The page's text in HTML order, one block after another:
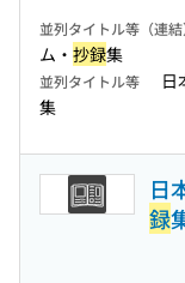
並列タイトル等（連結
ム・ 抄録集
並列タイトル等 日
集
日
録